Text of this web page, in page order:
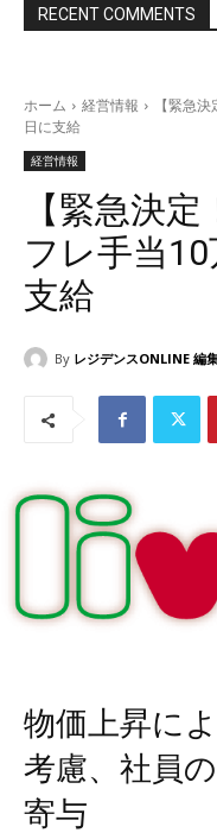
RECENT COMMENTS